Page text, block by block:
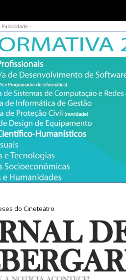
Publicidade -